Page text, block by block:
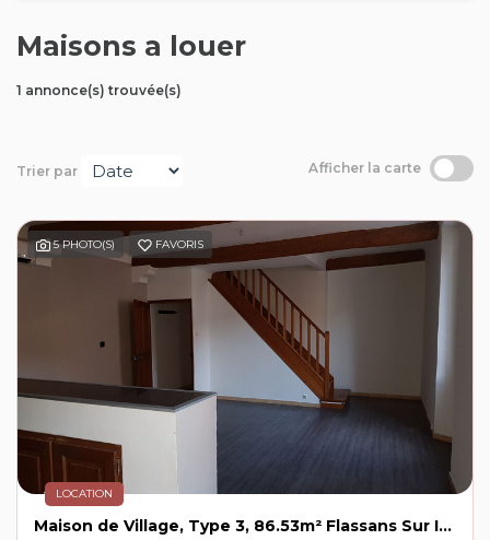
Nos métiers
L'agence
Contact
Extranet
Estimation
Avis clients
Maisons a louer
1 annonce(s) trouvée(s)
Trier par Afficher la carte
5 PHOTO(S) FAVORIS
LOCATION
Maison de Village, Type 3, 86.53m² Flassans Sur Issole avec Terrasse